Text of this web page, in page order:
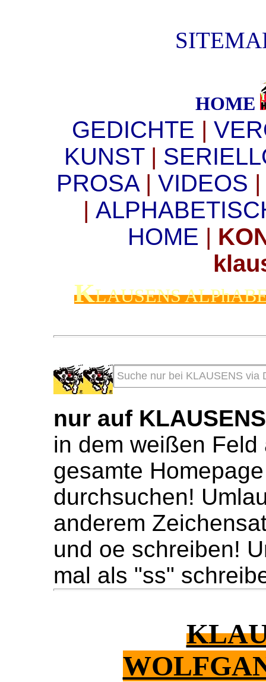
HOME
GEDICHTE |
KUNST |
PROSA | VIDEOS
|
HOME |
KLAUSENS
nur auf
in dem weißen
gesamte
durchsuchen!
anderem
und oe schreiben!
mal als "ss"